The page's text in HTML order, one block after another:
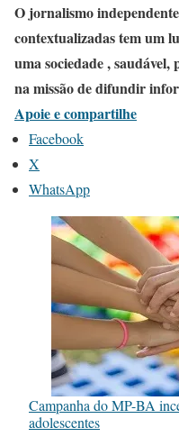
O jornalismo
contextualizadas tem um
uma sociedade ,
na missão de difundir
Apoie e compartilhe
Facebook
X
WhatsApp
Campanha do MP-BA
adolescentes